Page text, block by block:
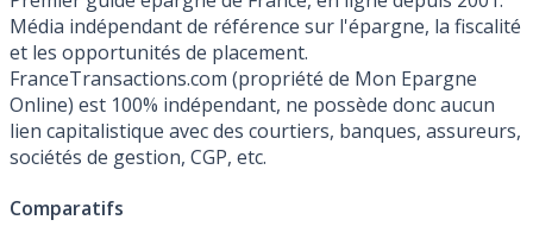
Média indépendant de référence sur l'épargne, la fiscalité
et les opportunités de placement.
FranceTransactions.com (propriété de Mon Epargne
Online) est 100% indépendant, ne possède donc aucun
lien capitalistique avec des courtiers, banques, assureurs,
sociétés de gestion, CGP, etc.
Comparatifs